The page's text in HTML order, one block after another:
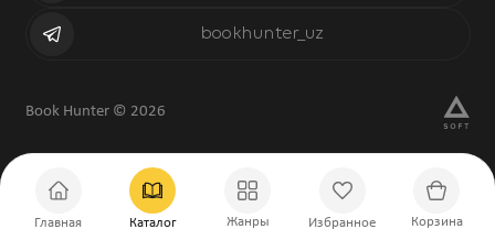
Главная Каталог Жанры Избранное Корзина
bookhunter_uz
Book Hunter © 2026